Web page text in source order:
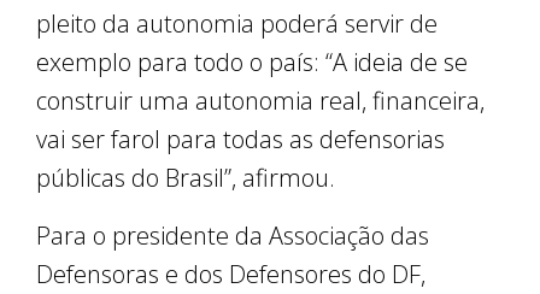
pleito da autonomia poderá servir de
exemplo para todo o país: “A ideia de se
construir uma autonomia real, financeira,
vai ser farol para todas as defensorias
públicas do Brasil”, afirmou.
Para o presidente da Associação das
Defensoras e dos Defensores do DF,